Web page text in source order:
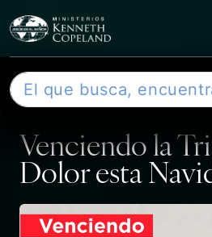
B
u
ENTRADA
Venciendo la
Dolor esta